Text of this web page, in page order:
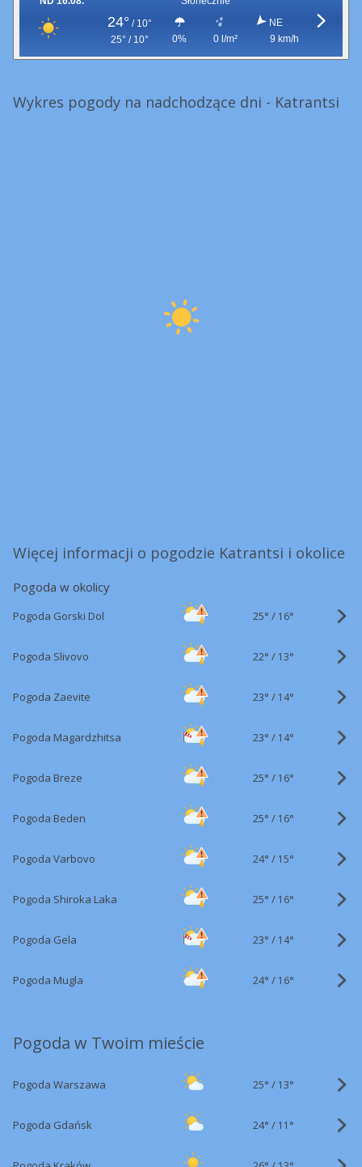
24° / 10°
25° / 10°
0% 0 l/m²
NE
9 km/h
Wykres pogody na nadchodzące dni - Katrantsi
Więcej informacji o pogodzie Katrantsi i okolice
Pogoda w okolicy
Pogoda Gorski Dol 25° / 16°
Pogoda Slivovo 22° / 13°
Pogoda Zaevite 23° / 14°
Pogoda Magardzhitsa 23° / 14°
Pogoda Breze 25° / 16°
Pogoda Beden 25° / 16°
Pogoda Varbovo 24° / 15°
Pogoda Shiroka Laka 25° / 16°
Pogoda Gela 23° / 14°
Pogoda Mugla 24° / 16°
Pogoda w Twoim mieście
Pogoda Warszawa 25° / 13°
Pogoda Gdańsk 24° / 11°